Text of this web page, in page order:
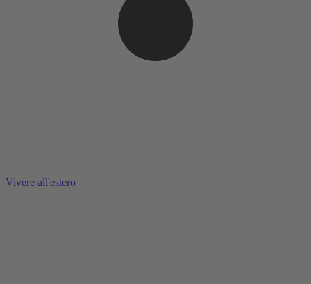
Vivere all'estero